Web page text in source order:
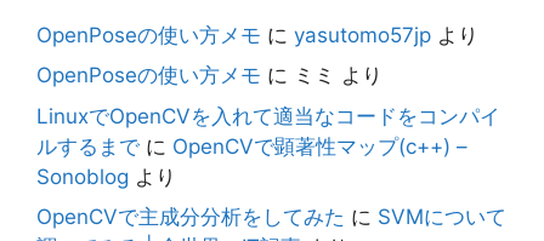
OpenPoseの使い方メモ に yasutomo57jp より
OpenPoseの使い方メモ に ミミ より
LinuxでOpenCVを入れて適当なコードをコンパイ
ルするまで に OpenCVで顕著性マップ(c++) –
Sonoblog より
OpenCVで主成分分析をしてみた に SVMについて